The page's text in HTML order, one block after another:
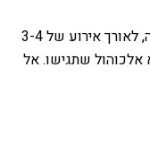
כמה בירה צריך? זו שאלה טובה! התשובה תלויה במספר האורחים, משך האירוע, והאם יש עוד משקאות אלכוהוליים. כלל אצבע הוא לחשב בממוצע 2-3 בקבוקי בירה לאורח ששותה בירה, לאורך אירוע של 3-4
שתגישו. אל